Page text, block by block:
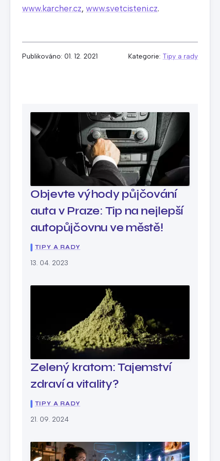
www.karcher.cz, www.svetcisteni.cz.
Publikováno: 01. 12. 2021 Kategorie:Tipy a rady
Objevte výhody půjčování
auta v Praze: Tip na nejlepší
autopůjčovnu ve městě!
TIPY A RADY
13. 04. 2023
Zelený kratom: Tajemství
zdraví a vitality?
TIPY A RADY
21. 09. 2024